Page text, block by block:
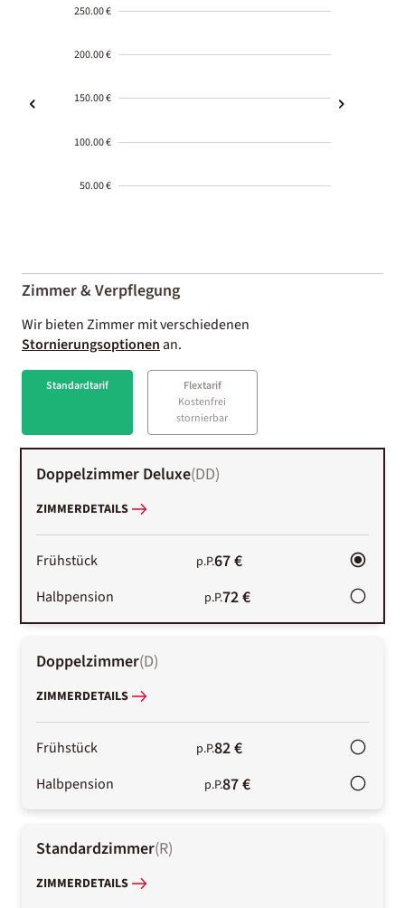
250.00 €
200.00 €
150.00 €
100.00 €
50.00 €
01-02
Zimmer & Verpflegung
Wir bieten Zimmer mit verschiedenen
Stornierungsoptionenan.
Standardtarif
Flextarif
Kostenfrei
stornierbar
Doppelzimmer Deluxe(DD)
ZIMMERDETAILS
Frühstück p.P.67 €
Halbpension p.P.72 €
Doppelzimmer(D)
ZIMMERDETAILS
Frühstück p.P.82 €
Halbpension p.P.87 €
Standardzimmer(R)
ZIMMERDETAILS